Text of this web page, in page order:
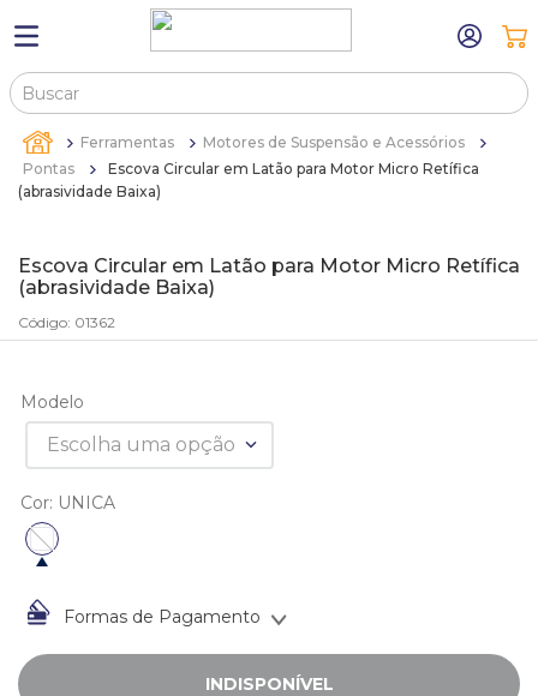
Buscar
Ferramentas
Motores de Suspensão e Acessórios
Pontas
Escova Circular em Latão para Motor Micro Retífica
(abrasividade Baixa)
Escova Circular em Latão para Motor Micro Retífica
(abrasividade Baixa)
Código: 01362
Modelo
Escolha uma opção
Cor: UNICA
Formas de Pagamento
INDISPONÍVEL
1º
máquina relógio pulso
7º
estojo